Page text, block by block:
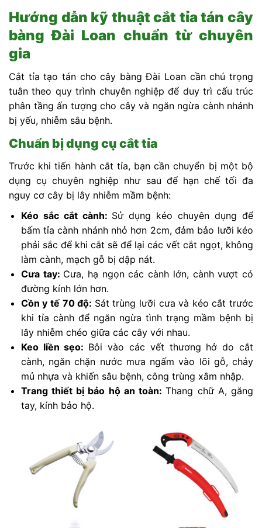
Hướng dẫn kỹ thuật cắt tỉa tán cây
bàng Đài Loan chuẩn từ chuyên
gia
Cắt tỉa tạo tán cho cây bàng Đài Loan cần chú trọng
tuân theo quy trình chuyên nghiệp để duy trì cấu trúc
phân tầng ấn tượng cho cây và ngăn ngừa cành nhánh
bị yếu, nhiễm sâu bệnh.
Chuẩn bị dụng cụ cắt tỉa
Trước khi tiến hành cắt tỉa, bạn cần chuyển bị một bộ
dụng cụ chuyên nghiệp như sau để hạn chế tối đa
nguy cơ cây bị lây nhiễm mầm bệnh:
Kéo sắc cắt cành: Sử dụng kéo chuyên dụng để
bấm tỉa cành nhánh nhỏ hơn 2cm, đảm bảo lưỡi kéo
phải sắc để khi cắt sẽ để lại các vết cắt ngọt, không
làm cành, mạch gỗ bị dập nát.
Cưa tay: Cưa, hạ ngọn các cành lớn, cành vượt có
đường kính lớn hơn.
Cồn y tế 70 độ: Sát trùng lưỡi cưa và kéo cắt trước
khi tỉa cành để ngăn ngừa tình trạng mầm bệnh bị
lây nhiễm chéo giữa các cây với nhau.
Keo liền sẹo: Bôi vào các vết thương hở do cắt
cành, ngăn chặn nước mưa ngấm vào lõi gỗ, chảy
mủ nhựa và khiến sâu bệnh, công trùng xâm nhập.
Trang thiết bị bảo hộ an toàn:Thang chữ A, găng
tay, kính bảo hộ.